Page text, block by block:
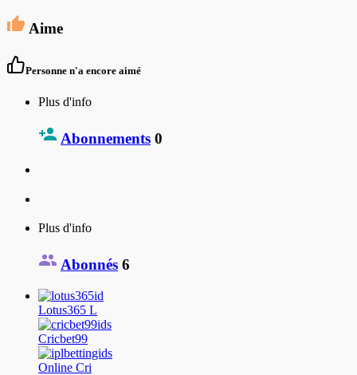
Aime
Personne n'a encore aimé
Plus d'info
Abonnements 0
Plus d'info
Abonnés 6
Lotus365 L
Cricbet99
Online Cri